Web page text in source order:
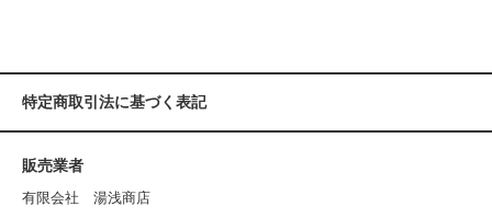
特定商取引法に基づく表記
販売業者
有限会社 湯浅商店